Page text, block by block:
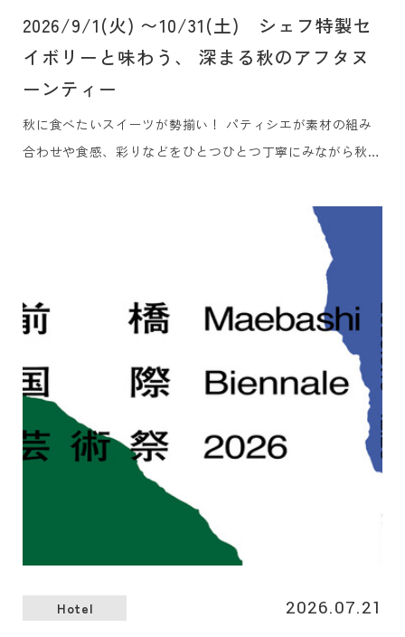
2026/9/1(火) 〜10/31(土) シェフ特製セ
イボリーと味わう、 深まる秋のアフタヌ
ーンティー
秋に食べたいスイーツが勢揃い！ パティシエが素材の組み
合わせや食感、彩りなどをひとつひとつ丁寧にみながら秋味
贅沢に3品をご用意しました。美食ガイド『ゴ・エ・ミヨ』
に5年連続掲載の白井屋ホテルのメインダイニング「白井屋
ザ・レストラン」を率いるヘッドシェフ、片山ひろが地元の
季節の食材の旨みを一口サイズの世界に凝縮しました。
Hotel 2026.07.21